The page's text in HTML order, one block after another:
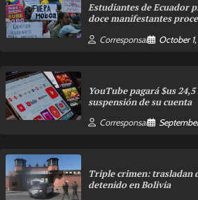
Estudiantes de Ecuador
doce manifestantes
Corresponsal October
YouTube pagará $us
suspensión de su cuenta
Corresponsal
Triple crimen: trasladan
detenido en Bolivia